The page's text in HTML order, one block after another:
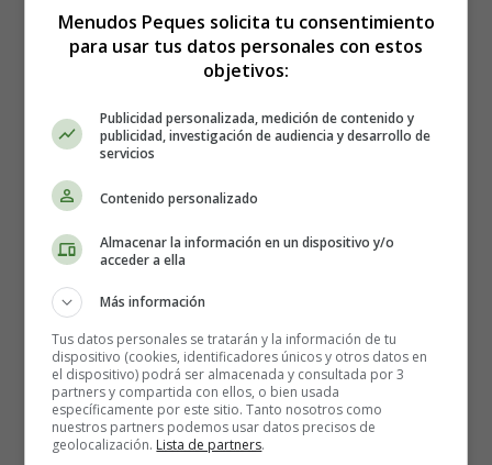
Otro habitual.
año?”
3.3. El tema política (evítalo como si
fuera fuego)
Si alguien lo saca:
“Prefiero dejarlo para otro día, hoy vengo a disfrutar de
la cena. ¿Probamos el turrón?”
Menudos Peques solicita tu consentimiento
para usar tus datos personales con estos
objetivos:
Publicidad personalizada, medición de contenido y
publicidad, investigación de audiencia y desarrollo de
servicios
Contenido personalizado
Almacenar la información en un dispositivo y/o
acceder a ella
Más información
Tus datos personales se tratarán y la información de tu
dispositivo (cookies, identificadores únicos y otros datos en
el dispositivo) podrá ser almacenada y consultada por 3
partners y compartida con ellos, o bien usada
específicamente por este sitio. Tanto nosotros como
nuestros partners podemos usar datos precisos de
geolocalización. Lista de partners.